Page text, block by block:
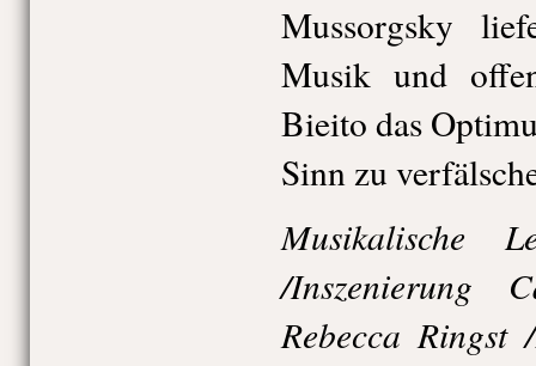
Mussorgsky
Musik und
Bieito das
Sinn zu
Musikalische
/Inszenierung
Rebecca Ringst